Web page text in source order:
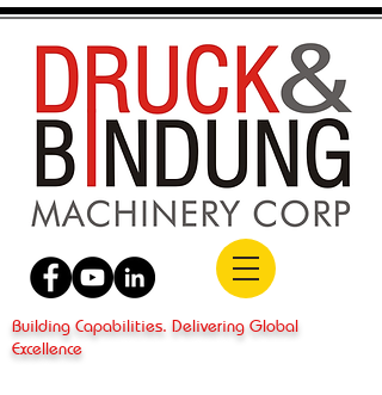
Building Capabilities. Delivering Global
Excellence